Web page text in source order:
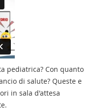
pediatrica? Con quanto
di salute? Queste e
in sala d'attesa